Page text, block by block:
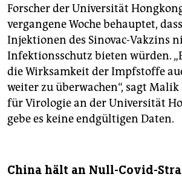
Forscher der Universität
vergangene Woche behauptet,
Injektionen des Sinovac-Vakzins
Infektionsschutz bieten würden.
die Wirksamkeit der Impfstoffe
weiter zu überwachen“, sagt Malik
für Virologie an der Universität
gebe es keine endgültigen Daten.
China hält an Null-Covid-